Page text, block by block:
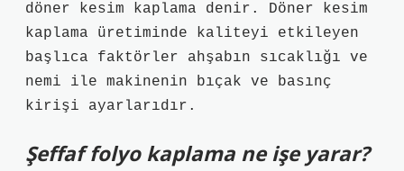
döner kesim kaplama denir. Döner kesim
kaplama üretiminde kaliteyi etkileyen
başlıca faktörler ahşabın sıcaklığı ve
nemi ile makinenin bıçak ve basınç
kirişi ayarlarıdır.
Şeffaf folyo kaplama ne işe yarar?